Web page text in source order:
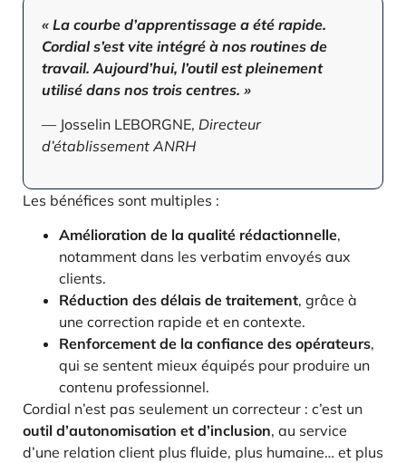
« La courbe d’apprentissage a été rapide.
Cordial s’est vite intégré à nos routines de
travail. Aujourd’hui, l’outil est pleinement
utilisé dans nos trois centres. »
— Josselin LEBORGNE, Directeur
d’établissement ANRH
Les bénéfices sont multiples :
Amélioration de la qualité rédactionnelle,
notamment dans les verbatim envoyés aux
clients.
Réduction des délais de traitement, grâce à
une correction rapide et en contexte.
Renforcement de la confiance des opérateurs,
qui se sentent mieux équipés pour produire un
contenu professionnel.
Cordial n’est pas seulement un correcteur : c’est un
outil d’autonomisation et d’inclusion, au service
d’une relation client plus fluide, plus humaine… et plus